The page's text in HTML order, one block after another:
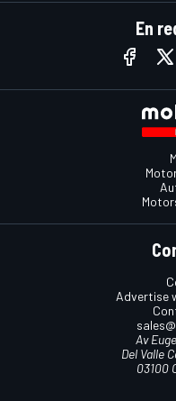
En
Advertise
Av
Del Valle
03100